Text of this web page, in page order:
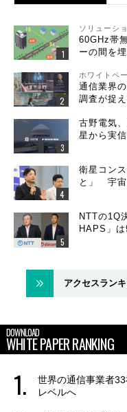
ソリューシ
60GHz帯
ーの間を
ホワイトペ
通信業界
調査が捉
古野電気
星から実
衛星コン
と」 宇宙
NTTの1Q
HAPS」
アクセスラン
DOWNLOAD
WHITE PAPER RANKING
世界の通信事業者
レベルへ